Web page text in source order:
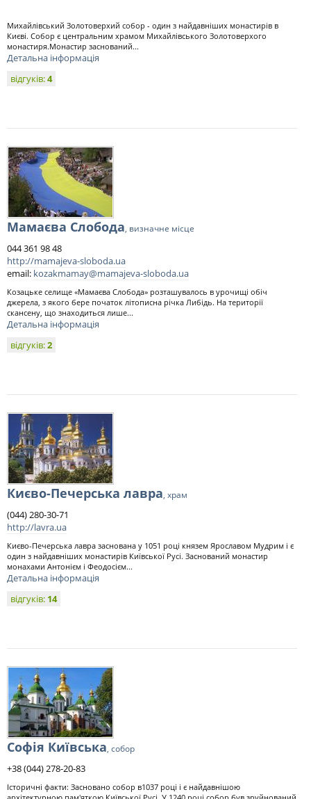
Михайлівський Золотоверхий собор - один з найдавніших монастирів в
Києві. Собор є центральним храмом Михайлівського Золотоверхого
монастиря.Монастир заснований...
Детальна інформація
відгуків:4
Мамаєва Слобода, визначне місце
044 361 98 48
http://mamajeva-sloboda.ua
email: kozakmamay@mamajeva-sloboda.ua
Козацьке селище «Мамаєва Слобода» розташувалось в урочищі обіч
джерела, з якого бере початок літописна річка Либідь. На території
скансену, що знаходиться лише...
Детальна інформація
відгуків:2
Києво-Печерська лавра, храм
(044) 280-30-71
http://lavra.ua
Києво-Печерська лавра заснована у 1051 році князем Ярославом Мудрим і є
один з найдавніших монастирів Київської Русі. Заснований монастир
монахами Антонієм і Феодосієм...
Детальна інформація
відгуків: 14
Софія Київська, собор
+38 (044) 278-20-83
Історичні факти: Засновано собор в1037 році і є найдавнішою